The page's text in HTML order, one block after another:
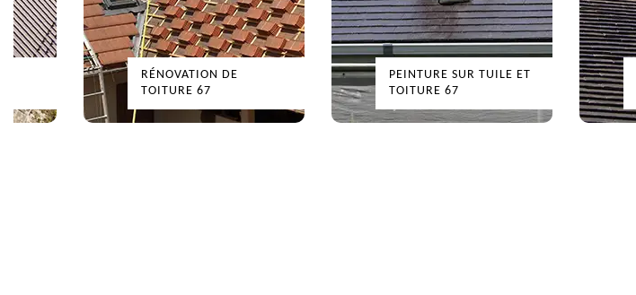
RÉNOVATION DE
TOITURE 67
PEINTURE SUR TUILE ET
TOITURE 67